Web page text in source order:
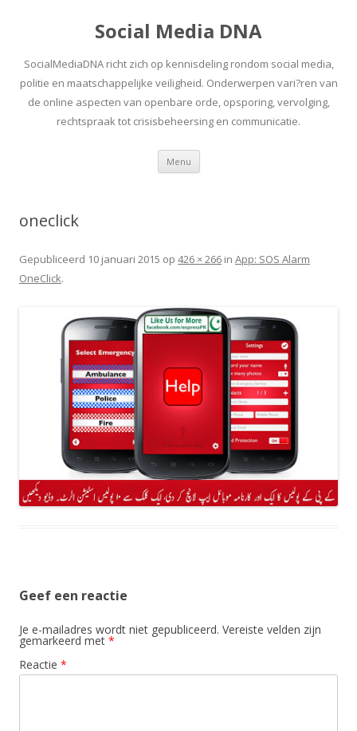
Social Media DNA
SocialMediaDNA richt zich op kennisdeling rondom social media,
politie en maatschappelijke veiligheid. Onderwerpen vari?ren van
de online aspecten van openbare orde, opsporing, vervolging,
rechtspraak tot crisisbeheersing en communicatie.
Menu Spring
inhoud
oneclick
Gepubliceerd 10 januari 2015 op 426 × 266 in App: SOS Alarm
OneClick.
Geef een reactie
Je e-mailadres wordt niet gepubliceerd. Vereiste velden zijn
gemarkeerd met *
Reactie *